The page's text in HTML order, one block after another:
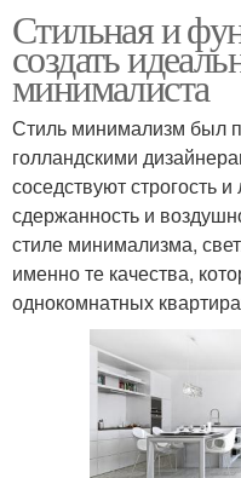
Стильная и
создать
минималиста
Стиль минимализм был
голландскими
соседствуют строгость
сдержанность и
стиле минимализма,
именно те качества,
однокомнатных